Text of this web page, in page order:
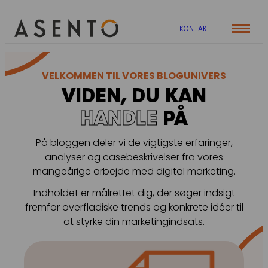
KONTAKT
Cases
Specialer
ORGANIC SEARCH
Programmatic SEO
FÅ KORTLAGT DIN AI SYNLIGHED
Webinar
Whitepapers
Mød teamet
Karriere
Nyhedsbrev
VELKOMMEN TIL VORES BLOGUNIVERS
VIDEN, DU KAN
HANDLE PÅ
På bloggen deler vi de vigtigste erfaringer,
analyser og casebeskrivelser fra vores
mangeårige arbejde med digital marketing.
Indholdet er målrettet dig, der søger indsigt
fremfor overfladiske trends og konkrete idéer til
at styrke din marketingindsats.